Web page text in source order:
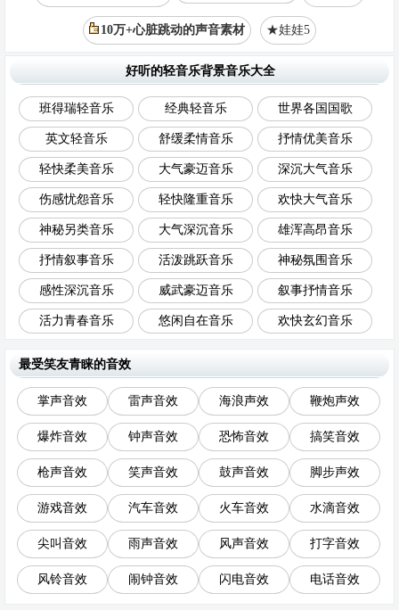
10万+心脏跳动的声音素材 ★娃娃5
好听的轻音乐背景音乐大全
班得瑞轻音乐 经典轻音乐 世界各国国歌
英文轻音乐 舒缓柔情音乐 抒情优美音乐
轻快柔美音乐 大气豪迈音乐 深沉大气音乐
伤感忧怨音乐 轻快隆重音乐 欢快大气音乐
神秘另类音乐 大气深沉音乐 雄浑高昂音乐
抒情叙事音乐 活泼跳跃音乐 神秘氛围音乐
感性深沉音乐 威武豪迈音乐 叙事抒情音乐
活力青春音乐 悠闲自在音乐 欢快玄幻音乐
最受笑友青睐的音效
掌声音效 雷声音效 海浪声效 鞭炮声效
爆炸音效 钟声音效 恐怖音效 搞笑音效
枪声音效 笑声音效 鼓声音效 脚步声效
游戏音效 汽车音效 火车音效 水滴音效
尖叫音效 雨声音效 风声音效 打字音效
风铃音效 闹钟音效 闪电音效 电话音效